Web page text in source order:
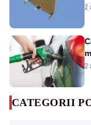
2
2
CATEGORII